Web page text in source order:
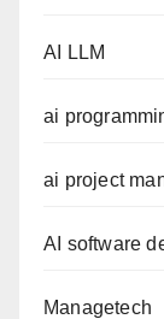
AI LLM
ai
ai project
AI software
Managetech